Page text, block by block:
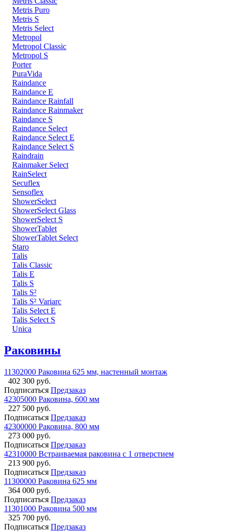
Metris Puro
Metris S
Metris Select
Metropol
Metropol Classic
Metropol S
Porter
PuraVida
Raindance
Raindance E
Raindance Rainfall
Raindance Rainmaker
Raindance S
Raindance Select
Raindance Select E
Raindance Select S
Raindrain
Rainmaker Select
RainSelect
Secuflex
Sensoflex
ShowerSelect
ShowerSelect Glass
ShowerSelect S
ShowerTablet
ShowerTablet Select
Staro
Talis
Talis Classic
Talis E
Talis S
Talis S²
Talis S² Variarc
Talis Select E
Talis Select S
Unica
Раковины
11302000 Раковина 625 мм, настенный монтаж
402 300 руб.
Подписаться Предзаказ
42305000 Раковина, 600 мм
227 500 руб.
Подписаться Предзаказ
42300000 Раковина, 800 мм
273 000 руб.
Подписаться Предзаказ
42310000 Встраиваемая раковина с 1 отверстием
213 900 руб.
Подписаться Предзаказ
11300000 Раковина 625 мм
364 000 руб.
Подписаться Предзаказ
11301000 Раковина 500 мм
325 700 руб.
Подписаться Предзаказ